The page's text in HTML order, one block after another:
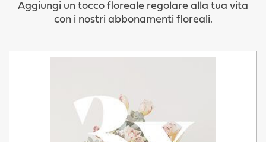
Aggiungi un tocco floreale regolare alla tua vita
con i nostri abbonamenti floreali.